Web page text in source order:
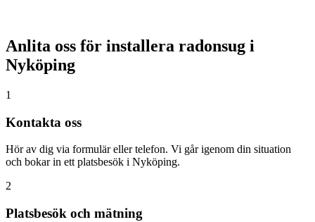
Anlita oss för installera radonsug i
Nyköping
1
Kontakta oss
Hör av dig via formulär eller telefon. Vi går igenom din situation
och bokar in ett platsbesök i Nyköping.
2
Platsbesök och mätning